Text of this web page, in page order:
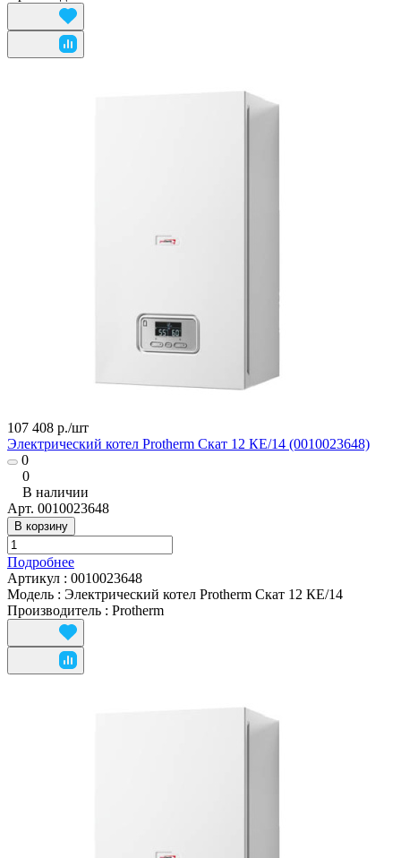
107 408 р./шт
Электрический котел Protherm Скат 12 КE/14 (0010023648)
0
0
В наличии
Арт. 0010023648
В корзину
Подробнее
Артикул : 0010023648
Модель : Электрический котел Protherm Скат 12 КE/14
Производитель : Protherm